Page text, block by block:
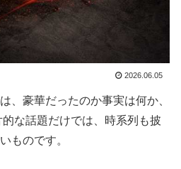
2026.06.05
、豪華だったのか事実は何か、
な話題だけでは、時系列も披
ものです。